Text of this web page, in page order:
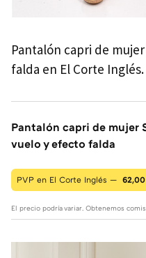
Pantalón capri de
falda en El Corte Inglés.
Pantalón capri de mujer
vuelo y efecto falda
PVP en El Corte Inglés — 62,00
El precio podría variar. Obtenemos